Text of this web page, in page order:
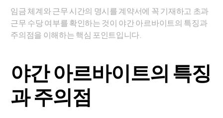
임금 체계와 근무 시간의 명시를 계약서에 꼭 기재하고 초과
근무 수당 여부를 확인하는 것이 야간 아르바이트의 특징과
주의점을 이해하는 핵심 포인트입니다.
야간 아르바이트의 특징
과 주의점